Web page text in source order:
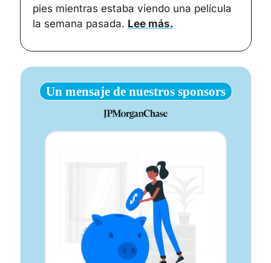
pies mientras estaba viendo una película
la semana pasada. Lee más.
Un mensaje de nuestros sponsors